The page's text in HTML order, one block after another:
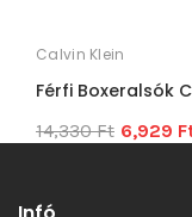
Calvin Klein
Férfi Boxeralsók
14,330 Ft 6,929